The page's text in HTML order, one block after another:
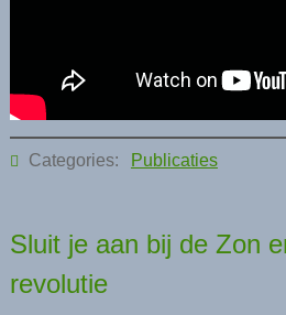
Categories: Publicaties
Sluit je aan bij de Zon
revolutie